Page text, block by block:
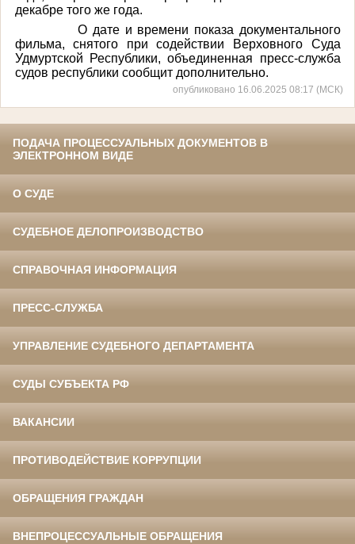
декабре того же года.
О дате и времени показа документального
фильма, снятого при содействии Верховного Суда
Удмуртской Республики, объединенная пресс-служба
судов республики сообщит дополнительно.
опубликовано 16.06.2025 08:17 (МСК)
ПОДАЧА ПРОЦЕССУАЛЬНЫХ ДОКУМЕНТОВ В
ЭЛЕКТРОННОМ ВИДЕ
О СУДЕ
СУДЕБНОЕ ДЕЛОПРОИЗВОДСТВО
СПРАВОЧНАЯ ИНФОРМАЦИЯ
ПРЕСС-СЛУЖБА
УПРАВЛЕНИЕ СУДЕБНОГО ДЕПАРТАМЕНТА
СУДЫ СУБЪЕКТА РФ
ВАКАНСИИ
ПРОТИВОДЕЙСТВИЕ КОРРУПЦИИ
ОБРАЩЕНИЯ ГРАЖДАН
ВНЕПРОЦЕССУАЛЬНЫЕ ОБРАЩЕНИЯ